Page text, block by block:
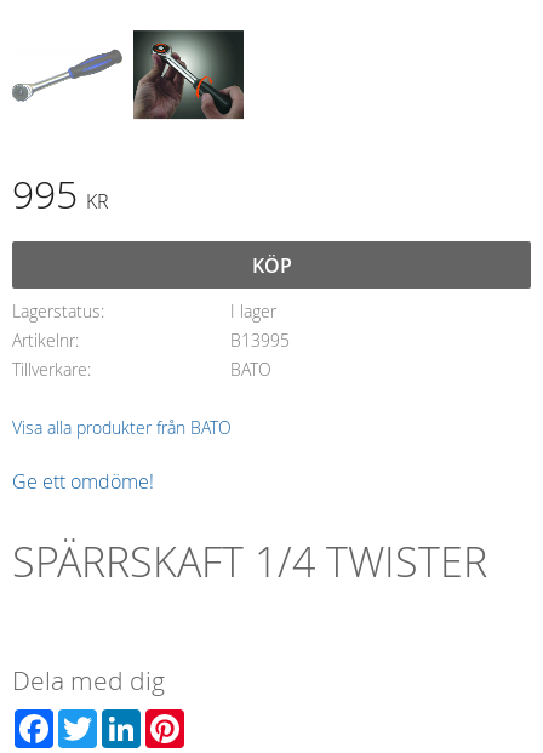
995 KR
KÖP
Lagerstatus
I lager
Artikelnr
B13995
Tillverkare
BATO
Visa alla produkter från BATO
Ge ett omdöme!
SPÄRRSKAFT 1/4 TWISTER
Dela med dig
Facebook
TwitterLinkedIn